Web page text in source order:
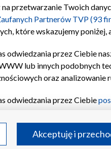
przetwarzanie Twoich
Partnerów TVP (93
które wskazujemy
odwiedzania przez Ciebie
lub innych podobnych
oraz analizowanie
odwiedzania przez Ciebie
celów i funkcji:
reklam, tworzenia
Akceptuję i